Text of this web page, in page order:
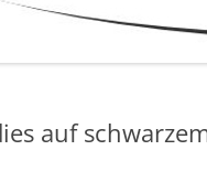
auf